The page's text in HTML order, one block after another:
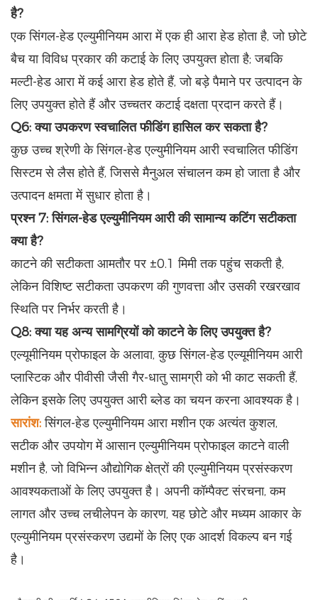
है?
एक सिंगल-हेड एल्युमीनियम आरा में एक ही आरा हेड होता है, जो छोटे
बैच या विविध प्रकार की कटाई के लिए उपयुक्त होता है; जबकि
मल्टी-हेड आरा में कई आरा हेड होते हैं, जो बड़े पैमाने पर उत्पादन के
लिए उपयुक्त होते हैं और उच्चतर कटाई दक्षता प्रदान करते हैं।
Q6: क्या उपकरण स्वचालित फीडिंग हासिल कर सकता है?
कुछ उच्च श्रेणी के सिंगल-हेड एल्युमीनियम आरी स्वचालित फीडिंग
सिस्टम से लैस होते हैं, जिससे मैनुअल संचालन कम हो जाता है और
उत्पादन क्षमता में सुधार होता है।
प्रश्न 7: सिंगल-हेड एल्युमीनियम आरी की सामान्य कटिंग सटीकता
क्या है?
काटने की सटीकता आमतौर पर ±0.1 मिमी तक पहुंच सकती है,
लेकिन विशिष्ट सटीकता उपकरण की गुणवत्ता और उसकी रखरखाव
स्थिति पर निर्भर करती है।
Q8: क्या यह अन्य सामग्रियों को काटने के लिए उपयुक्त है?
एल्यूमीनियम प्रोफाइल के अलावा, कुछ सिंगल-हेड एल्यूमीनियम आरी
प्लास्टिक और पीवीसी जैसी गैर-धातु सामग्री को भी काट सकती हैं,
लेकिन इसके लिए उपयुक्त आरी ब्लेड का चयन करना आवश्यक है।
सारांश:सिंगल-हेड एल्युमीनियम आरा मशीन एक अत्यंत कुशल,
सटीक और उपयोग में आसान एल्युमीनियम प्रोफाइल काटने वाली
मशीन है, जो विभिन्न औद्योगिक क्षेत्रों की एल्युमीनियम प्रसंस्करण
आवश्यकताओं के लिए उपयुक्त है। अपनी कॉम्पैक्ट संरचना, कम
लागत और उच्च लचीलेपन के कारण, यह छोटे और मध्यम आकार के
एल्युमीनियम प्रसंस्करण उद्यमों के लिए एक आदर्श विकल्प बन गई
है।